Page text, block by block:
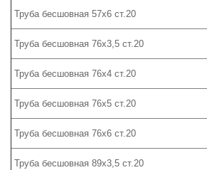
Труба бесшовная 57х6 ст.20
Труба бесшовная 76х3,5 ст.20
Труба бесшовная 76х4 ст.20
Труба бесшовная 76х5 ст.20
Труба бесшовная 76х6 ст.20
Труба бесшовная 89х3,5 ст.20